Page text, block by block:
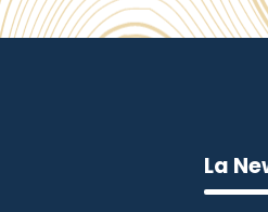
La